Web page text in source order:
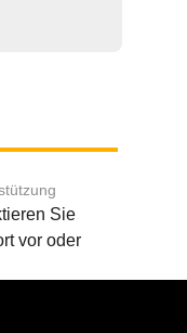
Sie
vor oder